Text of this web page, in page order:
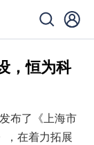
，恒为科
布了《上海市
，在着力拓展